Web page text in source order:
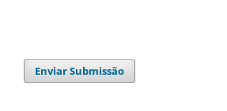
Enviar Submissão